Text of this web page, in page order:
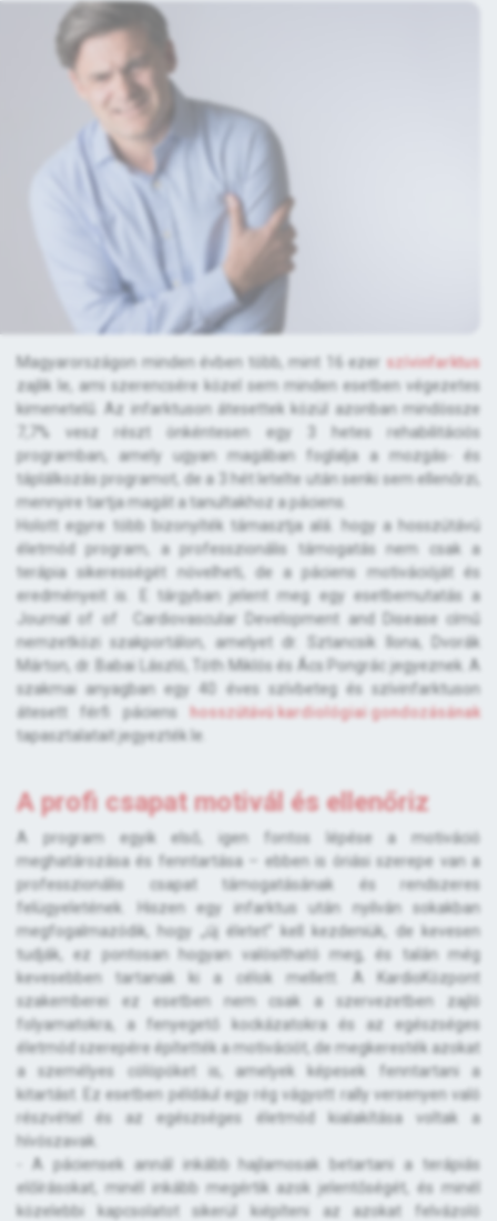
Magyarországon minden évben több, mint 16 ezer szívinfarktus
zajlik le, ami szerencsére közel sem minden esetben végezetes
kimenetelű. Az infarktuson átesettek közül azonban mindössze
7,7% vesz részt önkéntesen egy 3 hetes rehabilitációs
programban, amely ugyan magában foglalja a mozgás- és
táplálkozás programot, de a 3 hét letelte után senki sem ellenőrzi,
mennyire tartja magát a tanultakhoz a páciens.
Holott egyre több bizonyíték támasztja alá. hogy a hosszútávú
életmód program, a professzionális támogatás nem csak a
terápia sikerességét növelheti, de a páciens motivációját és
eredményeit is. E tárgyban jelent meg egy esetbemutatás a
Journal of of Cardiovascular Development and Disease című
nemzetközi szakportálon, amelyet dr. Sztancsik Ilona, Dvorák
Márton, dr. Babai László, Tóth Miklós és Ács Pongrác jegyeznek. A
szakmai anyagban egy 40 éves szívbeteg és szívinfarktuson
átesett férfi páciens
hosszútávú kardiológiai gondozásának
tapasztalatait jegyezték le.
A profi csapat motivál és ellenőriz
A program egyik első, igen fontos lépése a motiváció
meghatározása és fenntartása – ebben is óriási szerepe van a
professzionális csapat támogatásának és rendszeres
felügyeletének. Hiszen egy infarktus után nyilván sokakban
megfogalmazódik, hogy „új életet” kell kezdeniük, de kevesen
tudják, ez pontosan hogyan valósítható meg, és talán még
kevesebben tartanak ki a célok mellett. A KardioKözpont
szakemberei ez esetben nem csak a szervezetben zajló
folyamatokra, a fenyegető kockázatokra és az egészséges
életmód szerepére építették a motivációt, de megkeresték azokat
a személyes cölöpöket is, amelyek képesek fenntartani a
kitartást. Ez esetben például egy rég vágyott rally versenyen való
részvétel és az egészséges életmód kialakítása voltak a
hívószavak.
- A páciensek annál inkább hajlamosak betartani a terápiás
előírásokat, minél inkább megértik azok jelentőségét, és minél
közelebbi kapcsolatot sikerül kiépíteni az azokat felvázoló